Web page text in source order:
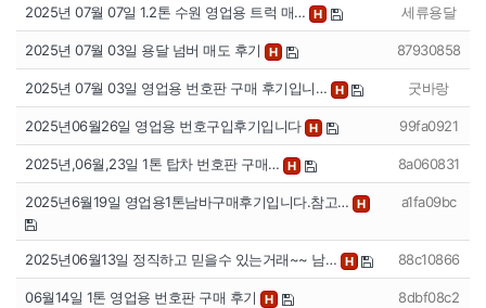
2025년 07월 07일 1.2톤 수원 영업용 트럭 매… H 세류용달
2025년 07월 03일 용달 넘버 매도 후기 H 87930858
2025년 07월 03일 영업용 번호판 구매 후기입니… H 굿바랑
2025년06월26일 영업용 번호구입후기입니다 H 99fa0921
2025년,06월,23일 1톤 탑차 번호판 구매… H 8a060831
2025년6월19일 영업용1톤남바구매후기입니다.참고… H a1fa09bc
2025년06월13일 정직하고 믿을수 있는거래~~ 남… H 88c10866
06월14일 1톤 영업용 번호판 구매 후기 H 8dbf08c2